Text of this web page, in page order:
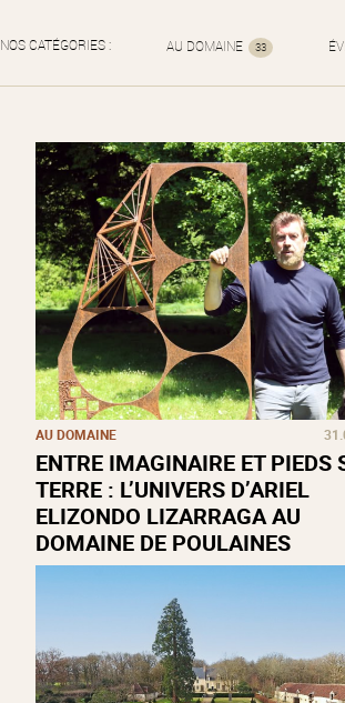
NOS CATÉGORIES : AU DOMAINE 33
AU DOMAINE
ENTRE IMAGINAIRE ET PIEDS
TERRE : L’UNIVERS D’ARIEL
ELIZONDO LIZARRAGA AU
DOMAINE DE POULAINES